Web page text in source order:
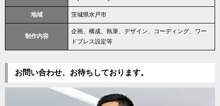
地域 茨城県水戸市
制作内容
企画、構成、執筆、デザイン、コーディング、ワー
ドプレス設定等
お問い合わせ、お待ちしております。